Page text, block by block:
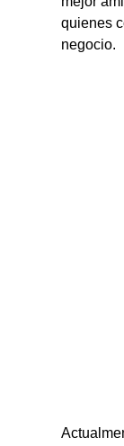
quienes
negocio.